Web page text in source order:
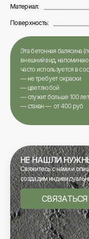
Материал:
Поверхность:
Эта бетонная балясина
внешний вид,
часто используется в
— не требует окраски
— цвет любой
— служит больше 100 лет
— стакан — от 400 руб
НЕ НАШЛИ
Свяжитесь с нами и
создадим
СВЯЗАТЬСЯ